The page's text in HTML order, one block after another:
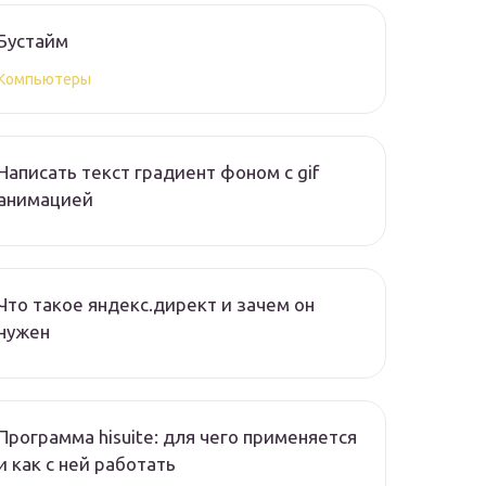
текст градиент фоном с gif
такое яндекс.директ и зачем он
hisuite: для чего применяется
как с ней работать